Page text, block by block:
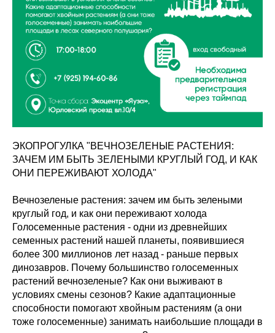
ЭКОПРОГУЛКА "ВЕЧНОЗЕЛЕНЫЕ РАСТЕНИЯ:
ЗАЧЕМ ИМ БЫТЬ ЗЕЛЕНЫМИ КРУГЛЫЙ ГОД, И КАК
ОНИ ПЕРЕЖИВАЮТ ХОЛОДА"
Вечнозеленые растения: зачем им быть зелеными
круглый год, и как они переживают холода
Голосеменные растения - одни из древнейших
семенных растений нашей планеты, появившиеся
более 300 миллионов лет назад - раньше первых
динозавров. Почему большинство голосеменных
растений вечнозеленые? Как они выживают в
условиях смены сезонов? Какие адаптационные
способности помогают хвойным растениям (а они
тоже голосеменные) занимать наибольшие площади в